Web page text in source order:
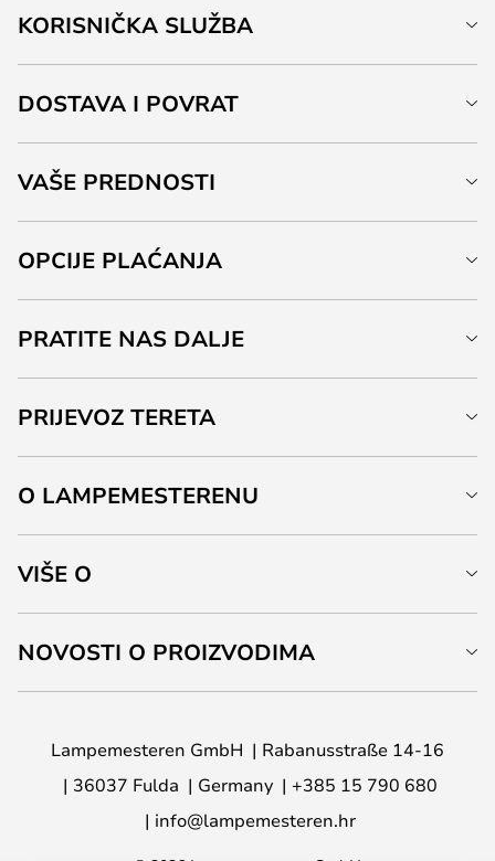
KORISNIČKA SLUŽBA
DOSTAVA I POVRAT
VAŠE PREDNOSTI
OPCIJE PLAĆANJA
PRATITE NAS DALJE
PRIJEVOZ TERETA
O LAMPEMESTERENU
VIŠE O
NOVOSTI O PROIZVODIMA
Lampemesteren GmbH
Rabanusstraße 14-16
36037 Fulda
Germany
+385 15 790 680
info@lampemesteren.hr